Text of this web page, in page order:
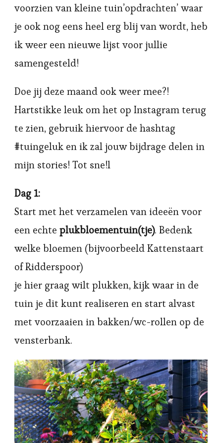
voorzien van kleine tuin’opdrachten’ waar
je ook nog eens heel erg blij van wordt, heb
ik weer een nieuwe lijst voor jullie
samengesteld!
Doe jij deze maand ook weer mee?!
Hartstikke leuk om het op Instagram terug
te zien, gebruik hiervoor de hashtag
#tuingeluk en ik zal jouw bijdrage delen in
mijn stories! Tot sne!l
Dag 1:
Start met het verzamelen van ideeën voor
een echte plukbloementuin(tje). Bedenk
welke bloemen (bijvoorbeeld Kattenstaart
of Ridderspoor)
je hier graag wilt plukken, kijk waar in de
tuin je dit kunt realiseren en start alvast
met voorzaaien in bakken/wc-rollen op de
vensterbank.